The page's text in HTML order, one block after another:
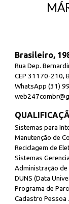
Brasileiro,
Rua Dep.
CEP 31170-210,
WhatsApp (31)
Sistemas para
Manutenção de
Reciclagem de
Sistemas
Administração
DUNS (Data
Programa de
Cadastro Pessoa